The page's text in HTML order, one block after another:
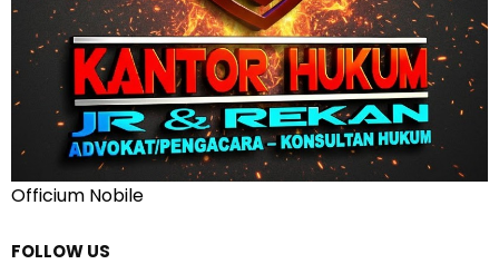
Officium Nobile
FOLLOW US